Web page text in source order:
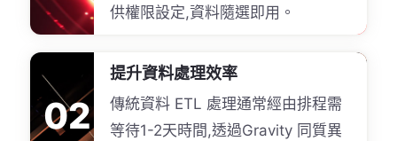
供權限設定,資料隨選即用。
02
提升資料處理效率
傳統資料 ETL 處理通常經由排程需
等待1-2天時間,透過Gravity 同質異